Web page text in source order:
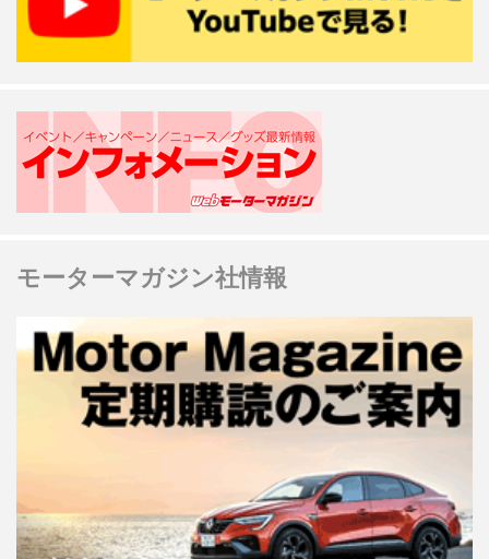
モーターマガジン社情報